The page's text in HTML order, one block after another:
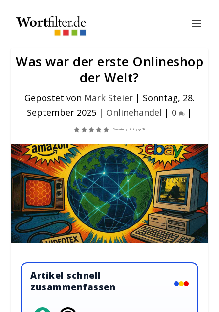
Was war der erste Onlineshop
der Welt?
Gepostet von Mark Steier | Sonntag, 28.
September 2025 | Onlinehandel | 0 |
Artikel schnell
zusammenfassen